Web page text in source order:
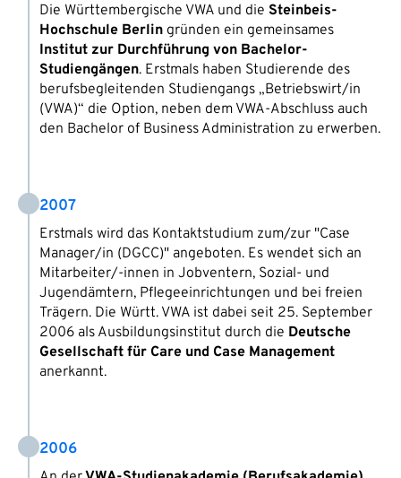
Die Württembergische VWA und die Steinbeis-
Hochschule Berlin gründen ein gemeinsames
Institut zur Durchführung von Bachelor-
Studiengängen. Erstmals haben Studierende des
berufsbegleitenden Studiengangs „Betriebswirt/in
(VWA)“ die Option, neben dem VWA-Abschluss auch
den Bachelor of Business Administration zu erwerben.
2007
Erstmals wird das Kontaktstudium zum/zur "Case
Manager/in (DGCC)" angeboten. Es wendet sich an
Mitarbeiter/-innen in Jobventern, Sozial- und
Jugendämtern, Pflegeeinrichtungen und bei freien
Trägern. Die Württ. VWA ist dabei seit 25. September
2006 als Ausbildungsinstitut durch die Deutsche
Gesellschaft für Care und Case Management
anerkannt.
2006